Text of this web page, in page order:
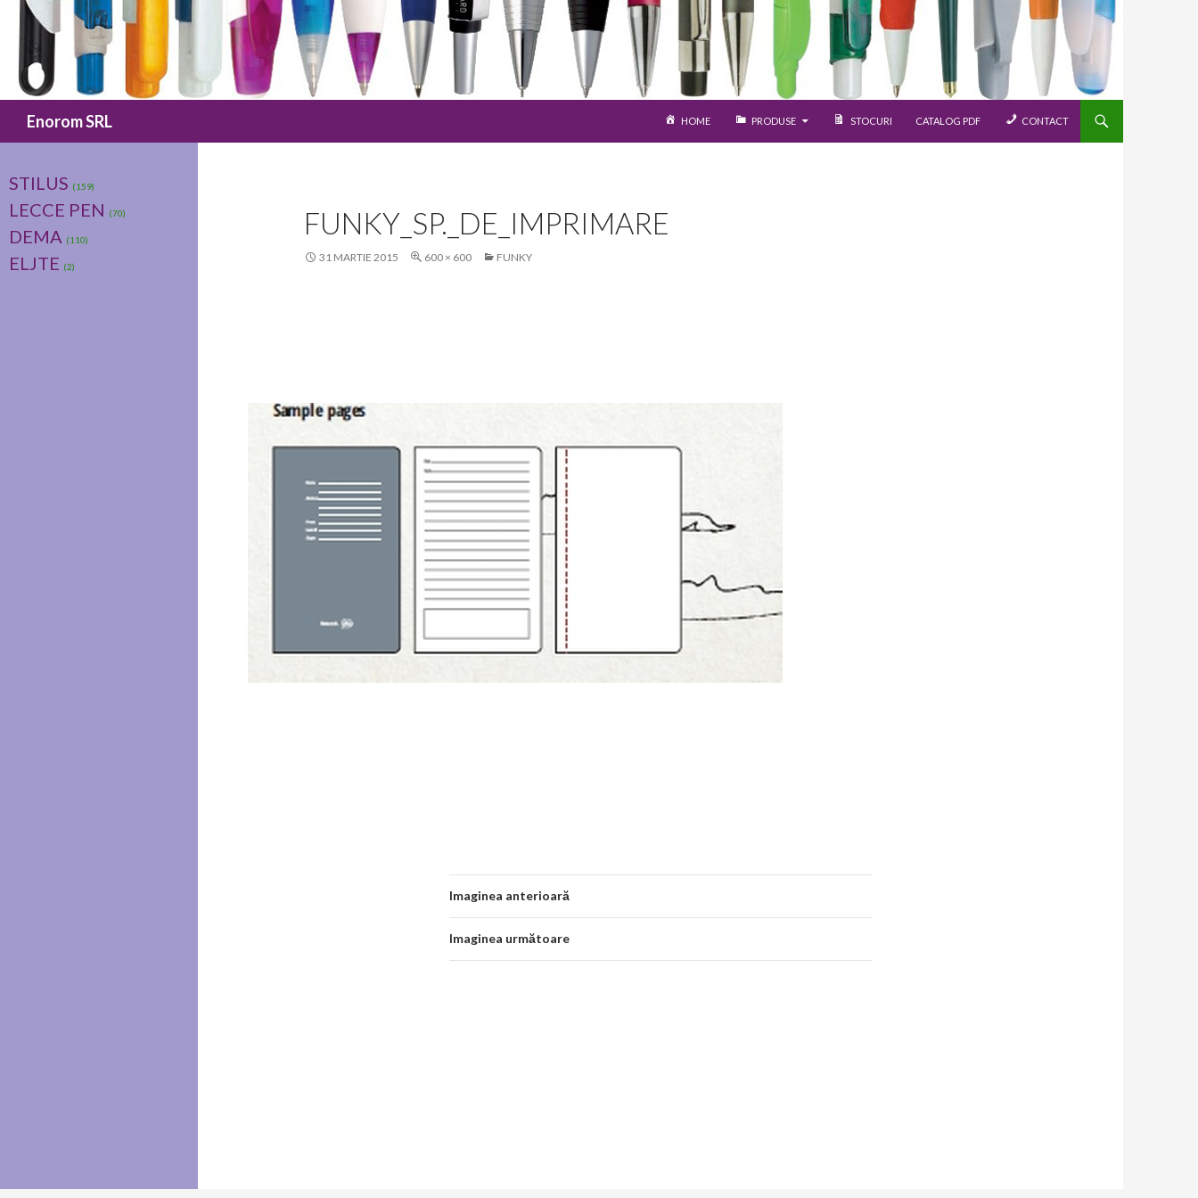
Enorom SRL
HOME
PRODUSE STOCURI CATALOG PDF CONTACT
FUNKY_SP._DE_IMPRIMARE
31 MARTIE 2015 600 × 600 FUNKY
Imaginea anterioară
Imaginea următoare
STILUS (159)
LECCE PEN (70)
DEMA (110)
ELJTE (2)